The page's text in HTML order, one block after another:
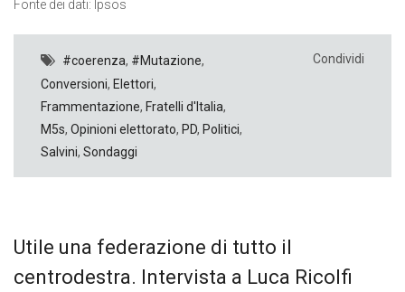
Fonte dei dati: Ipsos
#coerenza, #Mutazione,
Conversioni, Elettori,
Frammentazione, Fratelli d'Italia,
M5s, Opinioni elettorato, PD, Politici,
Salvini, Sondaggi
Condividi
Utile una federazione di tutto il
centrodestra. Intervista a Luca Ricolfi